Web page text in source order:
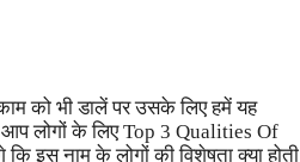
को भी डालें पर उसके लिए हमें यह
आप लोगों के लिए Top 3 Qualities Of
नाम के लोगों की विशेषता क्या होती